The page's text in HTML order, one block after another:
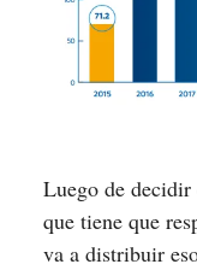
Luego de
que tiene que
va a distribuir